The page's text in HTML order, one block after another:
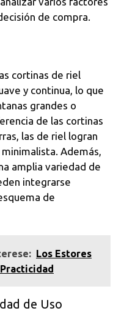
de compra.
cortinas de riel
y continua, lo que
grandes o
de las cortinas
las de riel logran
Además,
amplia variedad de
integrarse
de
Los Estores
de Uso